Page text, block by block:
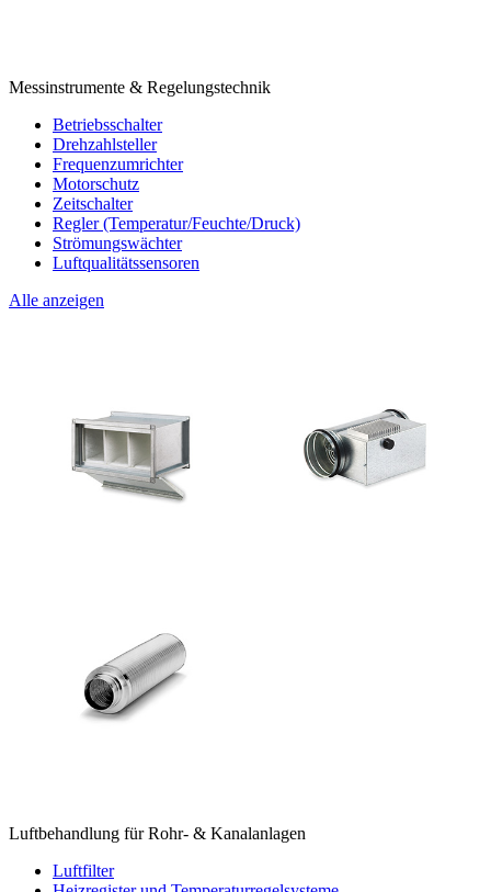
Messinstrumente & Regelungstechnik
Betriebsschalter
Drehzahlsteller
Frequenzumrichter
Motorschutz
Zeitschalter
Regler (Temperatur/Feuchte/Druck)
Strömungswächter
Luftqualitätssensoren
Alle anzeigen
Luftbehandlung für Rohr- & Kanalanlagen
Luftfilter